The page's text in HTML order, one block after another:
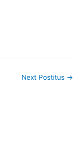
Next Postitus →